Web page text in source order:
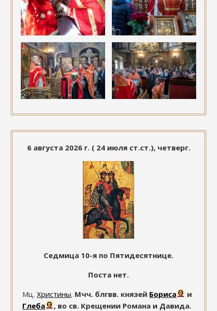
6 августа 2026 г. ( 24 июля ст.ст.), четверг.
Седмица 10-я по Пятидесятнице.
Поста нет.
Мц.Христины. Мчч. блгвв. князей Бориса
и
Глеба
, во св. Крещении Романа и Давида.